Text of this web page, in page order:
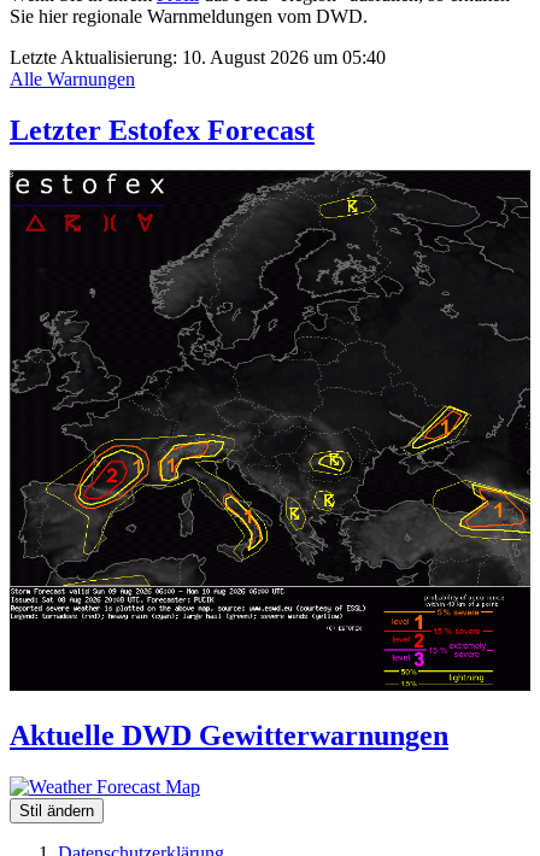
Sie hier regionale Warnmeldungen vom DWD.
Letzte Aktualisierung: 10. August 2026 um 05:40
Alle Warnungen
Letzter Estofex Forecast
Aktuelle DWD Gewitterwarnungen
Stil ändern